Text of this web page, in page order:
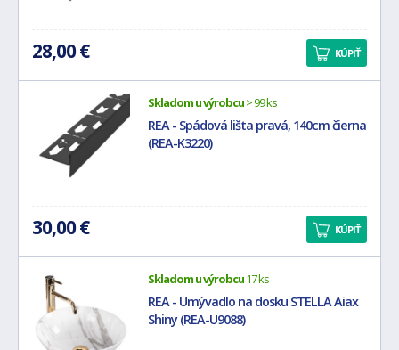
28,00 € KÚPIŤ
Skladom u výrobcu> 99 ks
REA - Spádová lišta pravá, 140cm čierna
(REA-K3220)
30,00 € KÚPIŤ
Skladom u výrobcu17 ks
REA - Umývadlo na dosku STELLA Aiax
Shiny (REA-U9088)